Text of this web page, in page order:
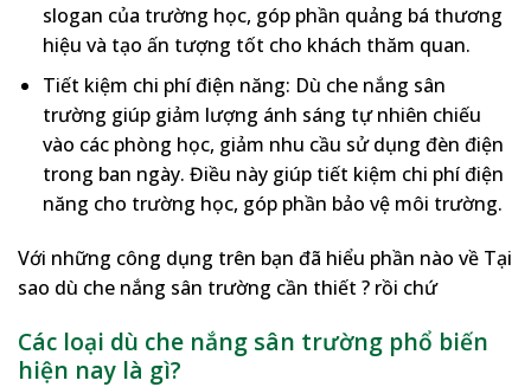
slogan của trường học, góp phần quảng bá thương
hiệu và tạo ấn tượng tốt cho khách thăm quan.
Tiết kiệm chi phí điện năng: Dù che nắng sân
trường giúp giảm lượng ánh sáng tự nhiên chiếu
vào các phòng học, giảm nhu cầu sử dụng đèn điện
trong ban ngày. Điều này giúp tiết kiệm chi phí điện
năng cho trường học, góp phần bảo vệ môi trường.
Với những công dụng trên bạn đã hiểu phần nào về Tại
sao dù che nắng sân trường cần thiết ? rồi chứ
Các loại dù che nắng sân trường phổ biến
hiện nay là gì?